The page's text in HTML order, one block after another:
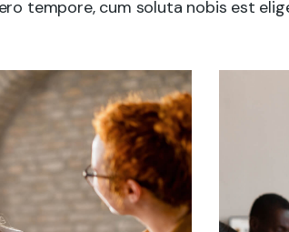
tempore, cum soluta nobis est